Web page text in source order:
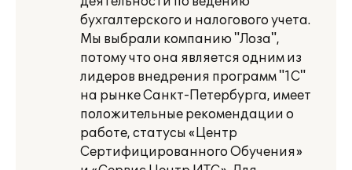
бухгалтерского и налогового учета.
Мы выбрали компанию "Лоза",
потому что она является одним из
лидеров внедрения программ "1С"
на рынке Санкт-Петербурга, имеет
положительные рекомендации о
работе, статусы «Центр
Сертифицированного Обучения»